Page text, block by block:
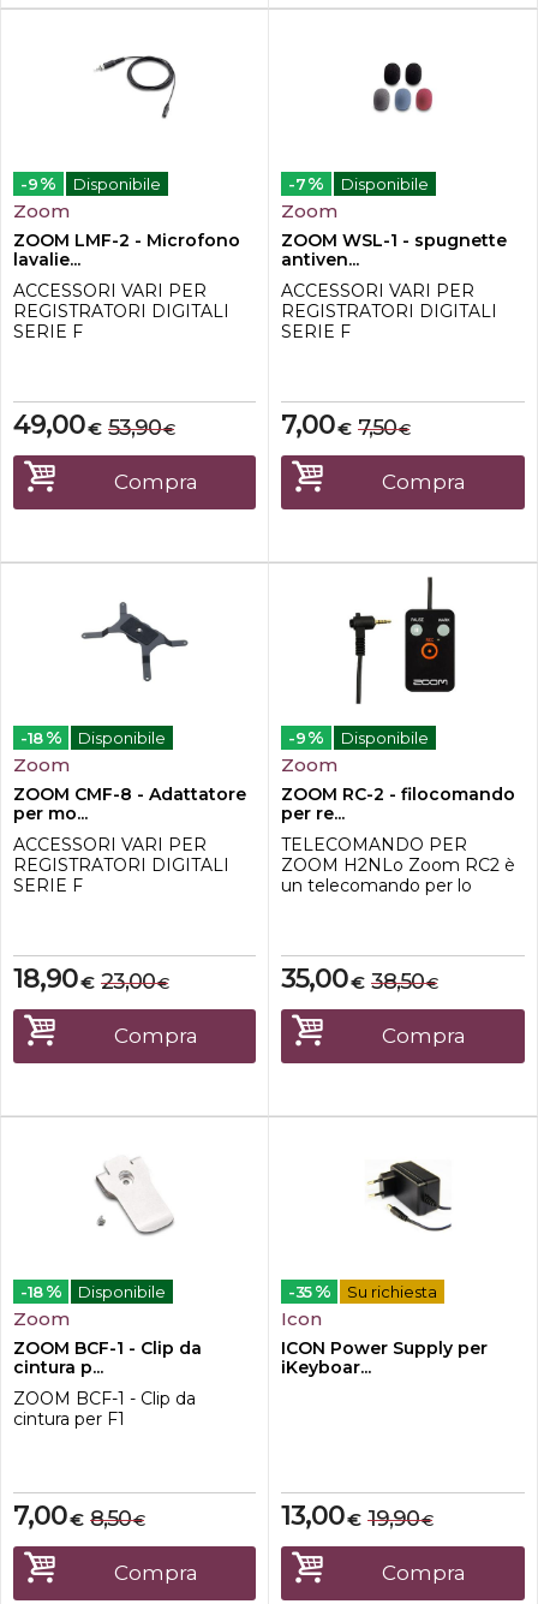
-9% Disponibile
Zoom
ZOOM LMF-2 - Microfono
lavalie...
ACCESSORI VARI PER
REGISTRATORI DIGITALI
SERIE F
€
49,00 €
53,90
Compra
-7% Disponibile
Zoom
ZOOM WSL-1 - spugnette
antiven...
ACCESSORI VARI PER
REGISTRATORI DIGITALI
SERIE F
€
7,00 €
7,50
Compra
-18 % Disponibile
Zoom
ZOOM CMF-8 - Adattatore
per mo...
ACCESSORI VARI PER
REGISTRATORI DIGITALI
SERIE F
€
18,90 €
23,00
Compra
-9% Disponibile
Zoom
ZOOM RC-2 - filocomando
per re...
TELECOMANDO PER
ZOOM H2NLo Zoom RC2 è
un telecomando per lo
registrazioni. Con l'RC2 è
possibile utilizzare funzioni di
registrazione di base come
start, stop e pause. È anche
possibile riprodurre file e
marcare punti specifici dell...
€
35,00 €
38,50
Compra
-18 % Disponibile
Zoom
ZOOM BCF-1 - Clip da
cintura p...
ZOOM BCF-1 - Clip da
cintura per F1
€
7,00 €
8,50
Compra
-35 % Su richiesta
Icon
ICON Power Supply per
iKeyboar...
€
13,00 €
19,90
Compra